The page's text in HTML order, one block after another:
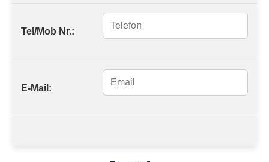
Tel/Mob Nr.:
E-Mail: